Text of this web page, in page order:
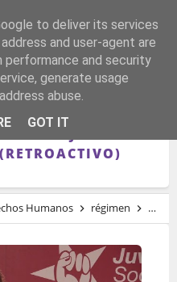
PENALIZAR LOS
REBAJAR EL
Humanos régimen El
to deliver its services
and user-agent are
performance and security
generate usage
abuse.
GOT IT